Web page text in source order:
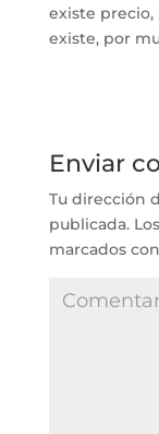
existe
existe, por
Enviar
Tu dirección
publicada.
marcados con